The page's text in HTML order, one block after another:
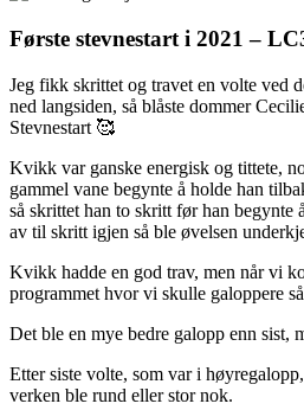
Første stevnestart i 2021 –
Jeg fikk skrittet og travet en volte ved
ned langsiden, så blåste dommer
Stevnestart 🥰
Kvikk var ganske energisk og tittete,
gammel vane begynte å holde han
så skrittet han to skritt før han begynte
av til skritt igjen så ble øvelsen
Kvikk hadde en god trav, men når vi
programmet hvor vi skulle galoppere
Det ble en mye bedre galopp enn sist,
Etter siste volte, som var i
verken ble rund eller stor nok.